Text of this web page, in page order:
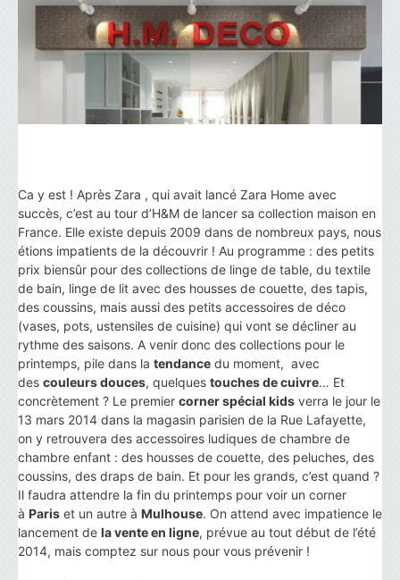
Ca y est ! Après Zara , qui avait lancé Zara Home avec
succès, c’est au tour d’H&M de lancer sa collection maison en
France. Elle existe depuis 2009 dans de nombreux pays, nous
étions impatients de la découvrir ! Au programme : des petits
prix biensûr pour des collections de linge de table, du textile
de bain, linge de lit avec des housses de couette, des tapis,
des coussins, mais aussi des petits accessoires de déco
(vases, pots, ustensiles de cuisine) qui vont se décliner au
rythme des saisons. A venir donc des collections pour le
printemps, pile dans la tendance du moment, avec
des couleurs douces, quelques touches de cuivre… Et
concrètement ? Le premier corner spécial kids verra le jour le
13 mars 2014 dans la magasin parisien de la Rue Lafayette,
on y retrouvera des accessoires ludiques de chambre de
chambre enfant : des housses de couette, des peluches, des
coussins, des draps de bain. Et pour les grands, c’est quand ?
Il faudra attendre la fin du printemps pour voir un corner
à Paris et un autre à Mulhouse. On attend avec impatience le
lancement de la vente en ligne, prévue au tout début de l’été
2014, mais comptez sur nous pour vous prévenir !